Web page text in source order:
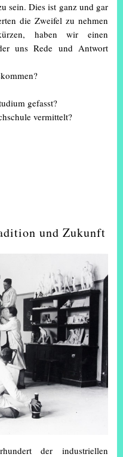
sein. Dies ist ganz und gar
die Zweifel zu nehmen
haben wir einen
uns Rede und Antwort
gefasst?
vermittelt?
und Zukunft
der industriellen